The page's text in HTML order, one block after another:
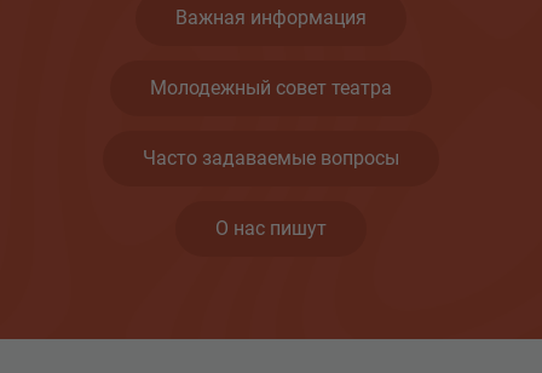
Важная информация
Молодежный совет театра
Часто задаваемые вопросы
О нас пишут